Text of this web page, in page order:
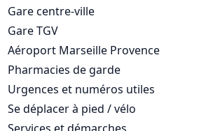
Gare centre-ville
Gare TGV
Aéroport Marseille Provence
Pharmacies de garde
Urgences et numéros utiles
Se déplacer à pied / vélo